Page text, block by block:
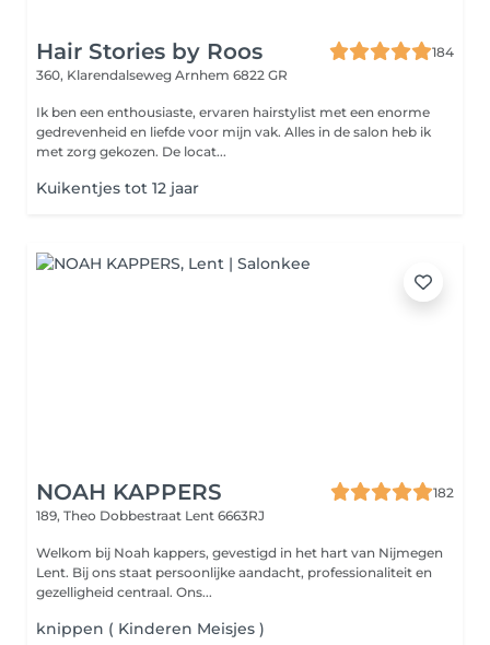
Hair Stories by Roos
184
360, Klarendalseweg Arnhem 6822 GR
Ik ben een enthousiaste, ervaren hairstylist met een enorme
gedrevenheid en liefde voor mijn vak. Alles in de salon heb ik
met zorg gekozen. De locat...
Kuikentjes tot 12 jaar
NOAH KAPPERS
182
189, Theo Dobbestraat Lent 6663RJ
Welkom bij Noah kappers, gevestigd in het hart van Nijmegen
Lent. Bij ons staat persoonlijke aandacht, professionaliteit en
gezelligheid centraal. Ons...
knippen ( Kinderen Meisjes )